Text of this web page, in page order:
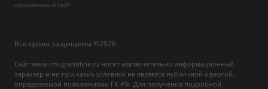
официальный сайт
Все права защищены ©2026
Сайт www.ims.grandline.ru носит исключительно информационный
характер и ни при каких условиях не является публичной офертой,
определяемой положениями ГК РФ. Для получения подробной